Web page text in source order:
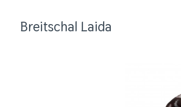
Breitschal Laida